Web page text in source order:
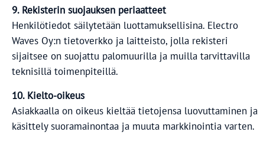
9. Rekisterin suojauksen periaatteet
Henkilötiedot säilytetään luottamuksellisina. Electro
Waves Oy:n tietoverkko ja laitteisto, jolla rekisteri
sijaitsee on suojattu palomuurilla ja muilla tarvittavilla
teknisillä toimenpiteillä.
10. Kielto-oikeus
Asiakkaalla on oikeus kieltää tietojensa luovuttaminen ja
käsittely suoramainontaa ja muuta markkinointia varten.